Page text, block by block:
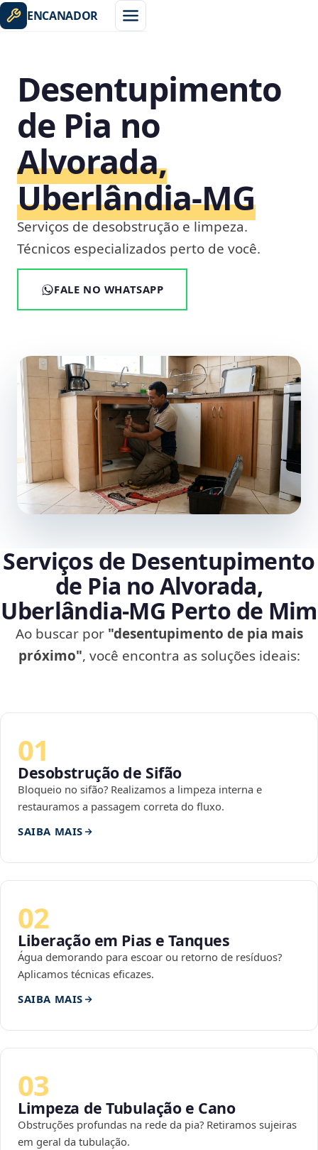
ENCANADOR
Desentupimento
de Pia no
Alvorada,
Uberlândia‑MG
Serviços de desobstrução e limpeza.
Técnicos especializados perto de você.
FALE NO WHATSAPP
Serviços de Desentupimento
de Pia no Alvorada,
Uberlândia‑MG Perto de Mim
Ao buscar por "desentupimento de pia mais
próximo", você encontra as soluções ideais:
01
Desobstrução de Sifão
Bloqueio no sifão? Realizamos a limpeza interna e
restauramos a passagem correta do fluxo.
SAIBA MAIS
02
Liberação em Pias e Tanques
Água demorando para escoar ou retorno de resíduos?
Aplicamos técnicas eficazes.
SAIBA MAIS
03
Limpeza de Tubulação e Cano
Obstruções profundas na rede da pia? Retiramos sujeiras
em geral da tubulação.